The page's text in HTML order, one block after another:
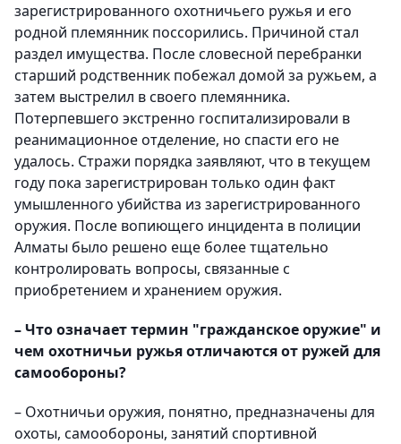
зарегистрированного охотничьего ружья и его
родной племянник поссорились. Причиной стал
раздел имущества. После словесной перебранки
старший родственник побежал домой за ружьем, а
затем выстрелил в своего племянника.
Потерпевшего экстренно госпитализировали в
реанимационное отделение, но спасти его не
удалось. Стражи порядка заявляют, что в текущем
году пока зарегистрирован только один факт
умышленного убийства из зарегистрированного
оружия. После вопиющего инцидента в полиции
Алматы было решено еще более тщательно
контролировать вопросы, связанные с
приобретением и хранением оружия.
– Что означает термин "гражданское оружие" и
чем охотничьи ружья отличаются от ружей для
самообороны?
– Охотничьи оружия, понятно, предназначены для
охоты, самообороны, занятий спортивной